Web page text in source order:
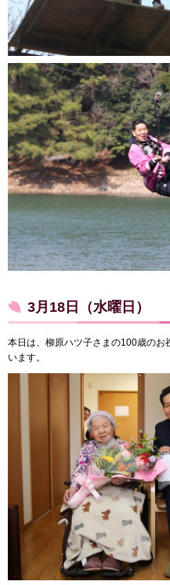
3月18日（水曜日）
本日は、柳原ハツ子さまの100歳の
います。